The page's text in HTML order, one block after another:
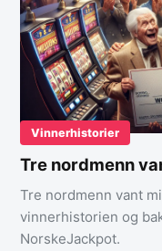
Vinnerhistorier
Tre nordmenn
Tre nordmenn vant
vinnerhistorien og
NorskeJackpot.